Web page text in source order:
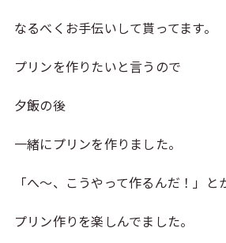
なるべくお手伝いして貰ってます。
プリンを作りたいと言うので
夕飯の後
一緒にプリンを作りました。
「へ〜、こうやって作るんだ！」と
プリン作りを楽しんでました。